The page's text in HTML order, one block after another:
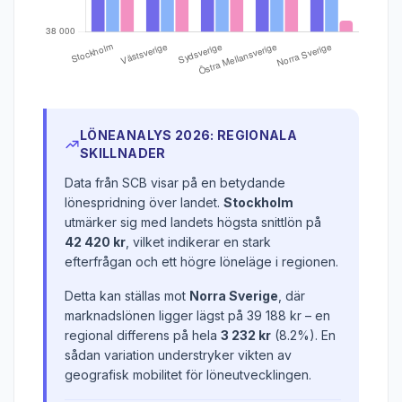
LÖNEANALYS 2026: REGIONALA
SKILLNADER
Data från SCB visar på en betydande
lönespridning över landet. Stockholm
utmärker sig med landets högsta snittlön på
42 420 kr , vilket indikerar en stark
efterfrågan och ett högre löneläge i regionen.
Detta kan ställas mot Norra Sverige , där
marknadslönen ligger lägst på 39 188 kr – en
regional differens på hela 3 232 kr (8.2%). En
sådan variation understryker vikten av
geografisk mobilitet för löneutvecklingen.